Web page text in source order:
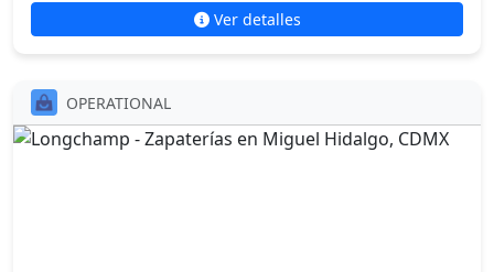
Ver detalles
OPERATIONAL